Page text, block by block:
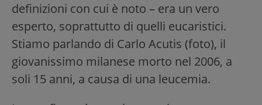
definizioni con cui è noto – era un vero
esperto, soprattutto di quelli eucaristici.
Stiamo parlando di Carlo Acutis (foto), il
giovanissimo milanese morto nel 2006, a
soli 15 anni, a causa di una leucemia.